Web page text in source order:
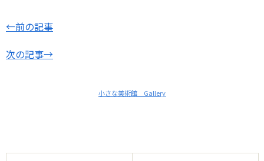
←前の記事
次の記事→
小さな美術館 Gallery